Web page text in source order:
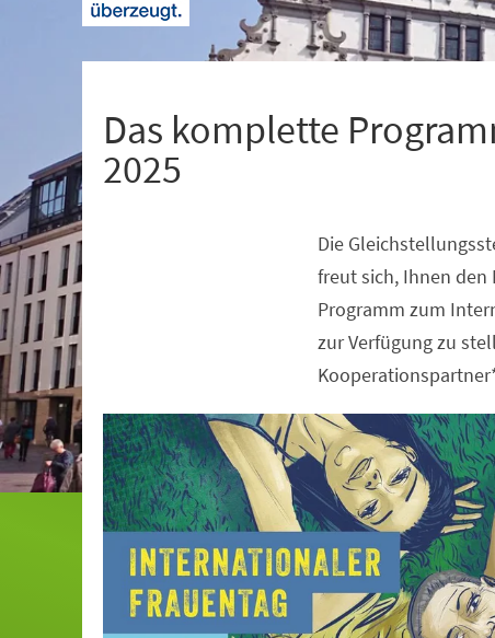
Das komplette
2025
Die
freut sich, Ihnen
Programm zum
zur Verfügung zu